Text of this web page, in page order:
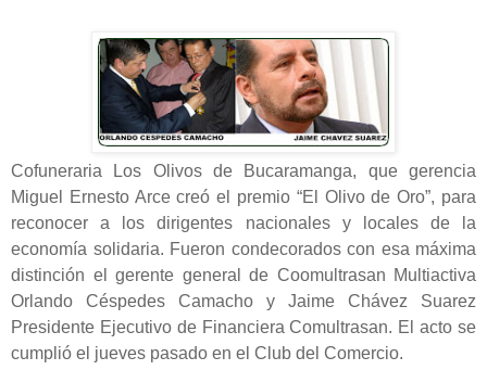
Cofuneraria Los Olivos de Bucaramanga, que gerencia
Miguel Ernesto Arce creó el premio “El Olivo de Oro”, para
reconocer a los dirigentes nacionales y locales de la
economía solidaria. Fueron condecorados con esa máxima
distinción el gerente general de Coomultrasan Multiactiva
Orlando Céspedes Camacho y Jaime Chávez Suarez
Presidente Ejecutivo de Financiera Comultrasan. El acto se
cumplió el jueves pasado en el Club del Comercio.